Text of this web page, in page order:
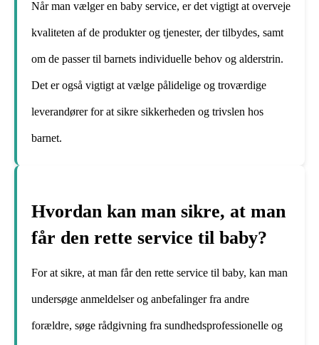
Når man vælger en baby service, er det vigtigt at overveje
kvaliteten af de produkter og tjenester, der tilbydes, samt
om de passer til barnets individuelle behov og alderstrin.
Det er også vigtigt at vælge pålidelige og troværdige
leverandører for at sikre sikkerheden og trivslen hos
barnet.
Hvordan kan man sikre, at man
får den rette service til baby?
For at sikre, at man får den rette service til baby, kan man
undersøge anmeldelser og anbefalinger fra andre
forældre, søge rådgivning fra sundhedsprofessionelle og